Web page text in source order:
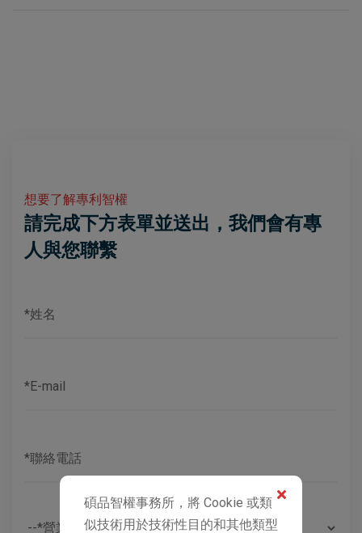
碩品智權事務所，將 Cookie 或類
似技術用於技術性目的和其他類型
想要了解專利智權
請完成下方表單並送出，我們會有專
人與您聯繫